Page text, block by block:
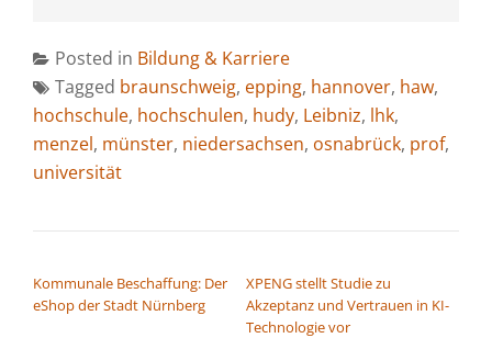
Posted in Bildung & Karriere
Tagged braunschweig, epping, hannover, haw,
hochschule, hochschulen, hudy, Leibniz, lhk,
menzel, münster, niedersachsen, osnabrück, prof,
universität
Kommunale Beschaffung: Der
eShop der Stadt Nürnberg
XPENG stellt Studie zu
Akzeptanz und Vertrauen in KI-
Technologie vor